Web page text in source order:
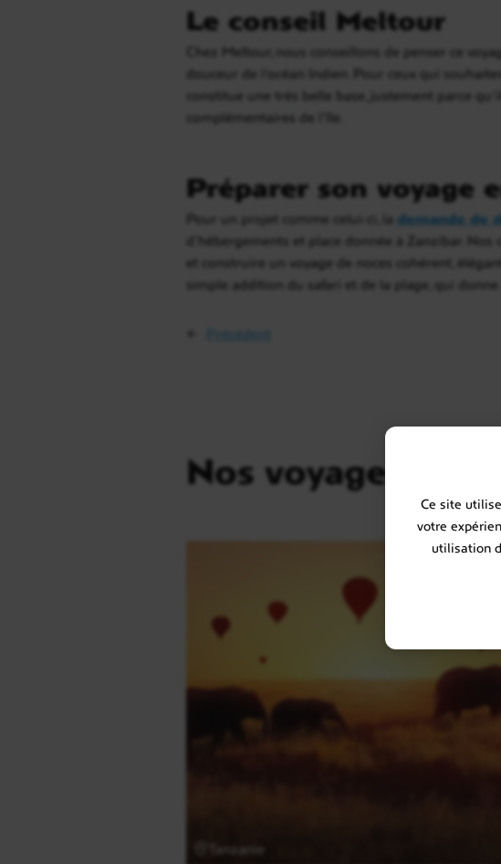
Ce site
votre
utilisation
Le conseil Meltour
Chez Meltour, nous conseillons de penser ce
douceur de l’océan Indien. Pour ceux qui
constitue une très belle base, justement parce
complémentaires de l’île.
Préparer son voyage
Pour un projet comme celui-ci, la demande de
d’hébergements et place donnée à Zanzibar.
et construire un voyage de noces cohérent,
simple addition du safari et de la plage, qui
←
Nos voyages sur
Tanzanie